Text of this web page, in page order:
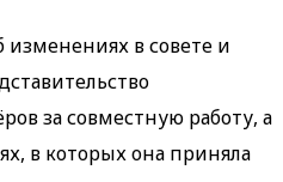
изменениях в совете и
за совместную работу, а
в которых она приняла